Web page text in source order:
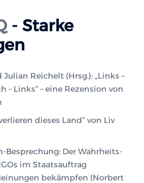
- Starke
Julian Reichelt (Hrsg.): „Links –
– Links“ – eine Rezension von
dieses Land“ von Liv
Besprechung: Der Wahrheits-
im Staatsauftrag
bekämpfen (Norbert